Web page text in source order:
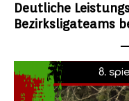
Deutliche
Bezirksligateams